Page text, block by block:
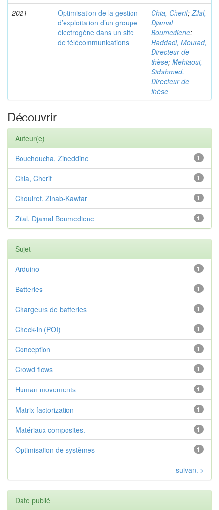
2021
Optimisation de la gestion
d’exploitation d’un groupe
électrogène dans un site
de télécommunications
Chia, Cherif;Zilal,
Djamal
Boumediene;
Haddadi, Mourad,
Directeur de
thèse; Mehiaoui,
Sidahmed,
Directeur de
thèse
Découvrir
Auteur(e)
1
Bouchoucha, Zineddine
1
Chia, Cherif
1
Chouiref, Zinab-Kawtar
1
Zilal, Djamal Boumediene
Sujet
1
Arduino
1
Batteries
1
Chargeurs de batteries
1
Check-in (POI)
1
Conception
1
Crowd flows
1
Human movements
1
Matrix factorization
1
Matériaux composites.
1
Optimisation de systèmes
suivant >
Date publié